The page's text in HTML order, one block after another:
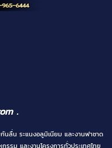
.
นลื่น ระแนงอลูมิเนียม และงานฟาซาด
รม และงานโครงการทั่วประเทศไทย